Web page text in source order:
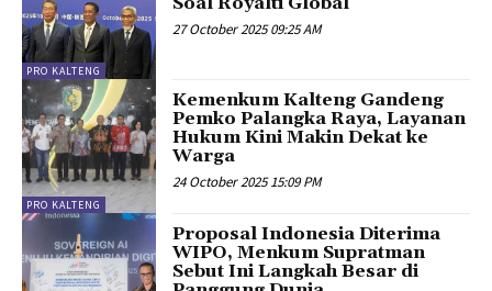
PRO KALTENG
27 October 2025 09:25 AM
PRO KALTENG
Kemenkum Kalteng Gandeng
Pemko Palangka Raya, Layanan
Hukum Kini Makin Dekat ke
Warga
24 October 2025 15:09 PM
Proposal Indonesia Diterima
WIPO, Menkum Supratman
Sebut Ini Langkah Besar di